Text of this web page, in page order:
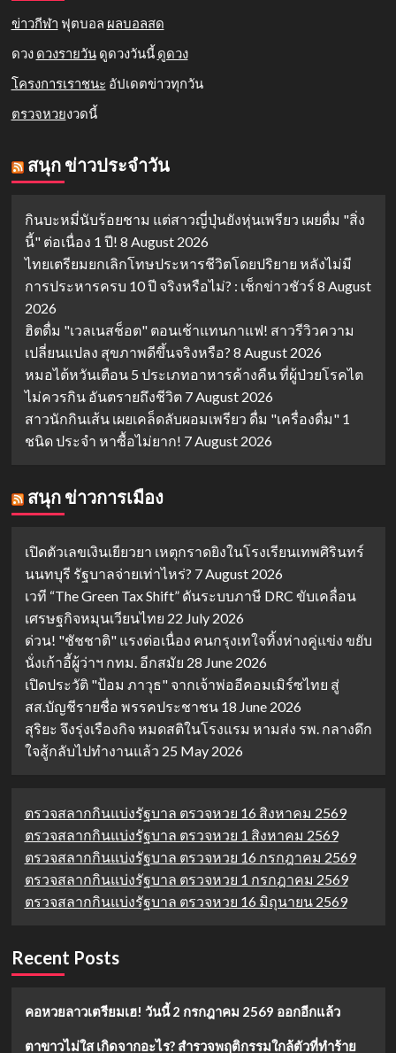
ข่าวกีฬา ฟุตบอล ผลบอลสด
ดวง ดวงรายวันดูดวงวันนี้ ดูดวง
โครงการเราชนะ อัปเดตข่าวทุกวัน
ตรวจหวยงวดนี้
สนุก ข่าวประจำวัน
กินบะหมี่นับร้อยชาม แต่สาวญี่ปุ่นยังหุ่นเพรียว เผยดื่ม "สิ่ง
นี้" ต่อเนื่อง 1 ปี! 8 August 2026
ไทยเตรียมยกเลิกโทษประหารชีวิตโดยปริยาย หลังไม่มี
การประหารครบ 10 ปี จริงหรือไม่? : เช็กข่าวชัวร์ 8 August
2026
ฮิตดื่ม "เวลเนสช็อต" ตอนเช้าแทนกาแฟ! สาวรีวิวความ
เปลี่ยนแปลง สุขภาพดีขึ้นจริงหรือ? 8 August 2026
หมอไต้หวันเตือน 5 ประเภทอาหารค้างคืน ที่ผู้ป่วยโรคไต
ไม่ควรกิน อันตรายถึงชีวิต 7 August 2026
สาวนักกินเส้น เผยเคล็ดลับผอมเพรียว ดื่ม "เครื่องดื่ม" 1
ชนิด ประจำ หาซื้อไม่ยาก! 7 August 2026
สนุก ข่าวการเมือง
เปิดตัวเลขเงินเยียวยา เหตุกราดยิงในโรงเรียนเทพศิรินทร์
นนทบุรี รัฐบาลจ่ายเท่าไหร่? 7 August 2026
เวที “The Green Tax Shift” ดันระบบภาษี DRC ขับเคลื่อน
เศรษฐกิจหมุนเวียนไทย 22 July 2026
ด่วน! "ชัชชาติ" แรงต่อเนื่อง คนกรุงเทใจทิ้งห่างคู่แข่ง ขยับ
นั่งเก้าอี้ผู้ว่าฯ กทม. อีกสมัย 28 June 2026
เปิดประวัติ "ป้อม ภาวุธ" จากเจ้าพ่ออีคอมเมิร์ซไทย สู่
สส.บัญชีรายชื่อ พรรคประชาชน 18 June 2026
สุริยะ จึงรุ่งเรืองกิจ หมดสติในโรงแรม หามส่ง รพ. กลางดึก
ใจสู้กลับไปทำงานแล้ว 25 May 2026
ตรวจสลากกินแบ่งรัฐบาล ตรวจหวย 16 สิงหาคม 2569
ตรวจสลากกินแบ่งรัฐบาล ตรวจหวย 1 สิงหาคม 2569
ตรวจสลากกินแบ่งรัฐบาล ตรวจหวย 16 กรกฎาคม 2569
ตรวจสลากกินแบ่งรัฐบาล ตรวจหวย 1 กรกฎาคม 2569
ตรวจสลากกินแบ่งรัฐบาล ตรวจหวย 16 มิถุนายน 2569
Recent Posts
คอหวยลาวเตรียมเฮ! วันนี้ 2 กรกฎาคม 2569 ออกอีกแล้ว
ตาขาวไม่ใส เกิดจากอะไร? สำรวจพฤติกรรมใกล้ตัวที่ทำร้าย